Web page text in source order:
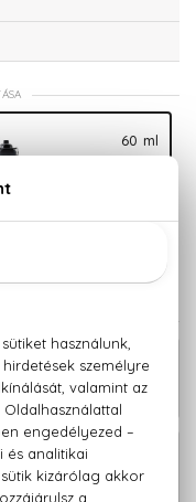
60 ml
12.970 Ft
Szett
60+7,5 ml
18.320 Ft
Parfum
tól